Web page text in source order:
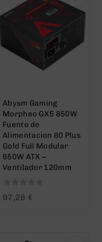
Abysm Gaming
Morpheo GX5 850W
Fuente de
Alimentacion 80 Plus
Gold Full Modular
850W ATX –
Ventilador 120mm
0
97,28 €